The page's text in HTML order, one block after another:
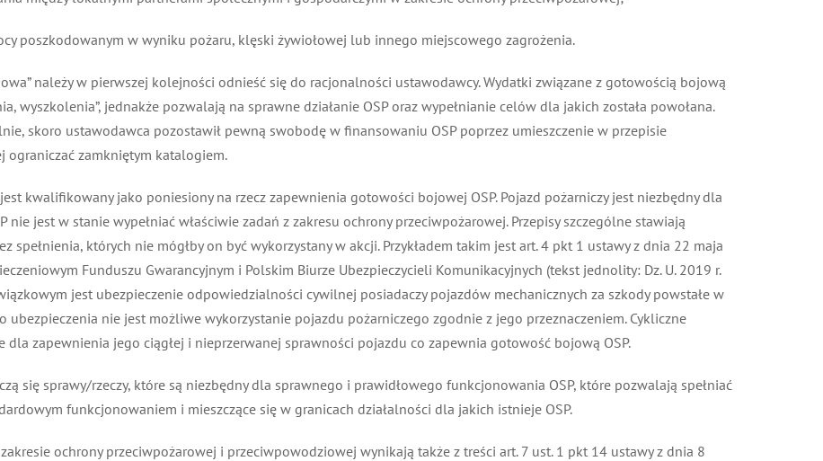
poszkodowanym w wyniku pożaru, klęski żywiołowej lub innego miejscowego zagrożenia.
należy w pierwszej kolejności odnieść się do racjonalności ustawodawcy. Wydatki związane z gotowością bojową
wyszkolenia”, jednakże pozwalają na sprawne działanie OSP oraz wypełnianie celów dla jakich została powołana.
skoro ustawodawca pozostawił pewną swobodę w finansowaniu OSP poprzez umieszczenie w przepisie
zamkniętym katalogiem.
kwalifikowany jako poniesiony na rzecz zapewnienia gotowości bojowej OSP. Pojazd pożarniczy jest niezbędny dla
jest w stanie wypełniać właściwie zadań z zakresu ochrony przeciwpożarowej. Przepisy szczególne stawiają
których nie mógłby on być wykorzystany w akcji. Przykładem takim jest art. 4 pkt 1 ustawy z dnia 22 maja
Funduszu Gwarancyjnym i Polskim Biurze Ubezpieczycieli Komunikacyjnych (tekst jednolity: Dz. U. 2019 r.
jest ubezpieczenie odpowiedzialności cywilnej posiadaczy pojazdów mechanicznych za szkody powstałe w
nie jest możliwe wykorzystanie pojazdu pożarniczego zgodnie z jego przeznaczeniem. Cykliczne
zapewnienia jego ciągłej i nieprzerwanej sprawności pojazdu co zapewnia gotowość bojową OSP.
się sprawy/rzeczy, które są niezbędny dla sprawnego i prawidłowego funkcjonowania OSP, które pozwalają spełniać
funkcjonowaniem i mieszczące się w granicach działalności dla jakich istnieje OSP.
ochrony przeciwpożarowej i przeciwpowodziowej wynikają także z treści art. 7 ust. 1 pkt 14 ustawy z dnia 8